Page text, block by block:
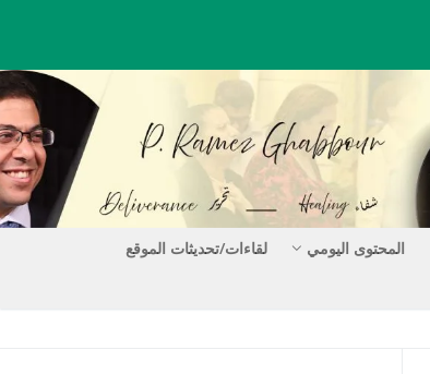
المحتوى اليومي
لقاءات/تحديثات الموقع